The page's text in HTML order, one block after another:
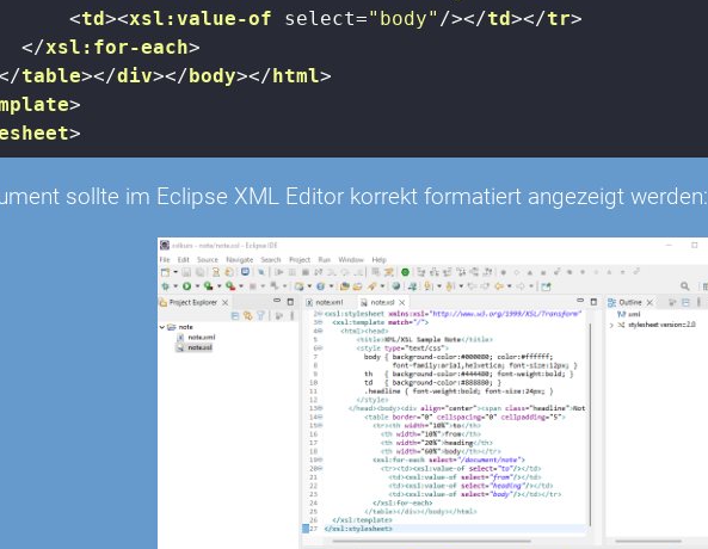
<td><xsl:value-of select="body" /></td></tr>
</xsl:for-each>
table></div></ body></ html>
>
>
sollte im Eclipse XML Editor korrekt formatiert angezeigt werden: